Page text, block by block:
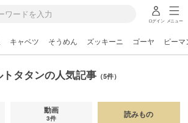
ログイン メニュー
キャベツ そうめん ズッキーニ ゴーヤ ピーマ
トタタンの人気記事 （5件）
動画
3件 読みもの